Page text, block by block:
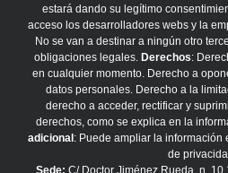
estará dando su legítimo
acceso los desarrolladores webs y la
No se van a destinar a ningún otro
obligaciones legales. Derechos:
en cualquier momento. Derecho a
datos personales. Derecho a la
derecho a acceder, rectificar y
derechos, como se explica en la
adicional : Puede ampliar la información
de
Sede: C/ Doctor Jiménez Rueda, n. 10